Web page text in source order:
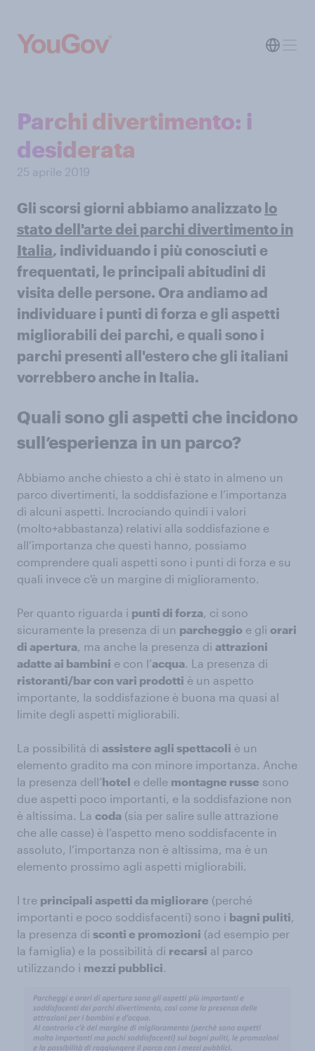
Parchi divertimento: i
desiderata
25 aprile 2019
Gli scorsi giorni abbiamo analizzato lo
stato dell'arte dei parchi divertimento in
Italia, individuando i più conosciuti e
frequentati, le principali abitudini di
visita delle persone. Ora andiamo ad
individuare i punti di forza e gli aspetti
migliorabili dei parchi, e quali sono i
parchi presenti all'estero che gli italiani
vorrebbero anche in Italia.
Quali sono gli aspetti che incidono
sull’esperienza in un parco?
Abbiamo anche chiesto a chi è stato in almeno un
parco divertimenti, la soddisfazione e l’importanza
di alcuni aspetti. Incrociando quindi i valori
(molto+abbastanza) relativi alla soddisfazione e
all’importanza che questi hanno, possiamo
comprendere quali aspetti sono i punti di forza e su
quali invece c'è un margine di miglioramento.
Per quanto riguarda i punti di forza, ci sono
sicuramente la presenza di un parcheggio e gli orari
di apertura, ma anche la presenza di attrazioni
adatte ai bambini e con l’acqua. La presenza di
ristoranti/bar con vari prodotti è un aspetto
importante, la soddisfazione è buona ma quasi al
limite degli aspetti migliorabili.
La possibilità di assistere agli spettacoli è un
elemento gradito ma con minore importanza. Anche
la presenza dell’hotel e delle montagne russe sono
due aspetti poco importanti, e la soddisfazione non
è altissima. La coda (sia per salire sulle attrazione
che alle casse) è l’aspetto meno soddisfacente in
assoluto, l’importanza non è altissima, ma è un
elemento prossimo agli aspetti migliorabili.
I tre principali aspetti da migliorare (perché
importanti e poco soddisfacenti) sono i bagni puliti,
la presenza di sconti e promozioni (ad esempio per
la famiglia) e la possibilità di recarsi al parco
utilizzando i mezzi pubblici.